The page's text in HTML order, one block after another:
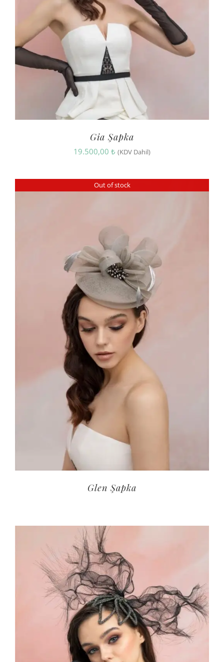
Gia Şapka
19.500,00 ₺ (KDV Dahil)
Out of stock
Glen Şapka